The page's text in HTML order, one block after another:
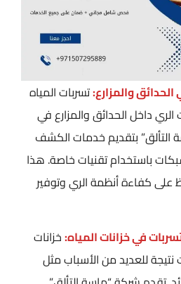
تسربات المياه
داخل الحدائق والمزارع في
التألق” بتقديم خدمات الكشف
باستخدام تقنيات خاصة. هذا
على كفاءة أنظمة الري وتوفير
خزانات
نتيجة للعديد من الأسباب مثل